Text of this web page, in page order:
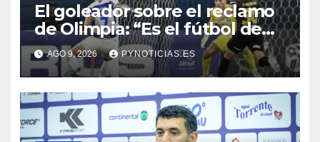
El goleador sobre el reclamo
de Olimpia: “Es el fútbol de
hoy y hay que adaptarnos a
eso”
AGO 9, 2026 PYNOTICIAS.ES